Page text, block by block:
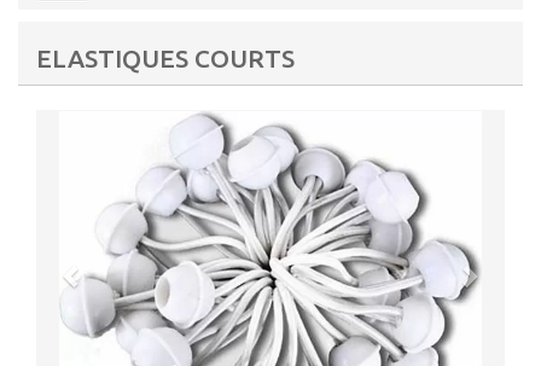
ELASTIQUES COURTS